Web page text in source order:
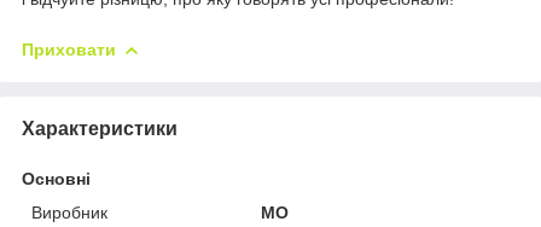
Приховати
Характеристики
Основні
Виробник
МО